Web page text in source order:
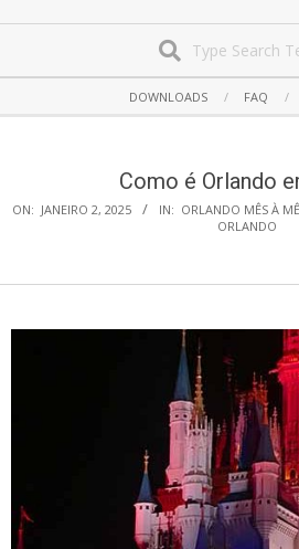
Navigation
DOWNLOADS FAQ
Como é Orlando
ON: JANEIRO 2, 2025 IN: ORLANDO MÊS À
ORLANDO